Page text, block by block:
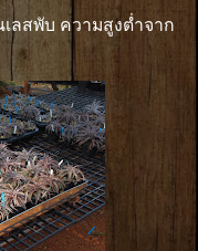
ลสพับ ความสูงต่ำจาก